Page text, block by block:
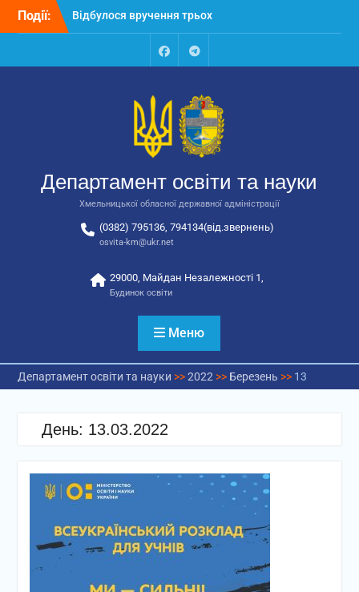
Перейти
Події:
Відбулося вручення трьох
автобусів для потреб
Відбулося засідання
освіти та науки обласної
державної адміністрації
Відбулась обласна
національно-патріотичне
виховання
FacebookTalegram
Департамент освіти та науки
Хмельницької обласної державної адміністрації
(0382) 795136, 794134(від.звернень)
osvita-km@ukr.net
29000, Майдан Незалежності 1,
Будинок освіти
Меню
Департамент освіти та науки >>2022 >> Березень >> 13
День: 13.03.2022